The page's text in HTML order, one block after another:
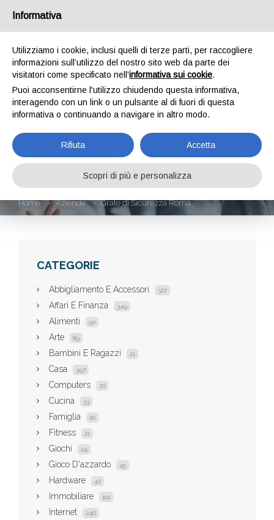
GRATE DI
SICUREZZA ROMA
Home Aziende Grate di Sicurezza Roma
CATEGORIE
Abbigliamento E Accessori 327
Affari E Finanza 349
Alimenti 90
Arte 89
Bambini E Ragazzi 21
Casa 397
Computers 70
Cucina 33
Famiglia 20
Fitness 21
Giochi 24
Gioco D'azzardo 45
Hardware 42
Immobiliare 101
Internet 246
Informativa
Utilizziamo i cookie, inclusi quelli di terze parti, per raccogliere
informazioni sull’utilizzo del nostro sito web da parte dei
visitatori come specificato nell'informativa sui cookie.
Puoi acconsentirne l'utilizzo chiudendo questa informativa,
interagendo con un link o un pulsante al di fuori di questa
informativa o continuando a navigare in altro modo.
Rifiuta Accetta
Scopri di più e personalizza